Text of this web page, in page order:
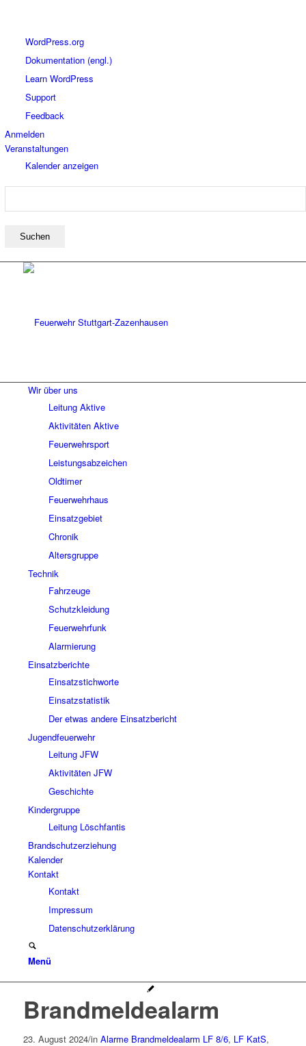
WordPress
WordPress.org
Dokumentation (engl.)
Learn WordPress
Support
Feedback
Anmelden
Veranstaltungen
Kalender anzeigen
Suchen
Wir über uns
Leitung Aktive
Aktivitäten Aktive
Feuerwehrsport
Leistungsabzeichen
Oldtimer
Feuerwehrhaus
Einsatzgebiet
Chronik
Altersgruppe
Technik
Fahrzeuge
Schutzkleidung
Feuerwehrfunk
Alarmierung
Einsatzberichte
Einsatzstichworte
Einsatzstatistik
Der etwas andere Einsatzbericht
Jugendfeuerwehr
Leitung JFW
Aktivitäten JFW
Geschichte
Kindergruppe
Leitung Löschfantis
Brandschutzerziehung
Kalender
Kontakt
Kontakt
Impressum
Datenschutzerklärung
Menü
Brandmeldealarm
23. August 2024/in Alarme Brandmeldealarm LF 8/6, LF KatS,